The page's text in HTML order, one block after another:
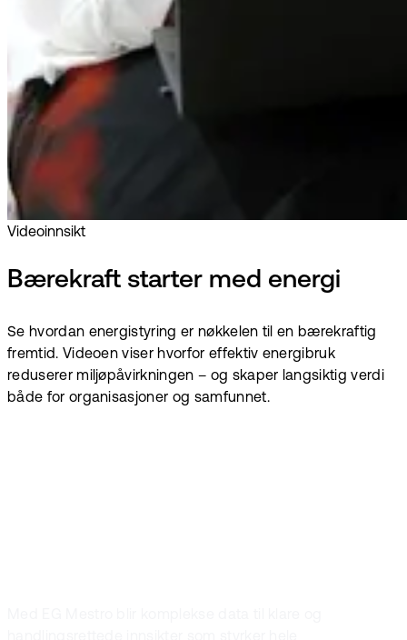
Videoinnsikt
Bærekraft starter med energi
Se hvordan energistyring er nøkkelen til en bærekraftig
fremtid. Videoen viser hvorfor effektiv energibruk
reduserer miljøpåvirkningen – og skaper langsiktig verdi
både for organisasjoner og samfunnet.